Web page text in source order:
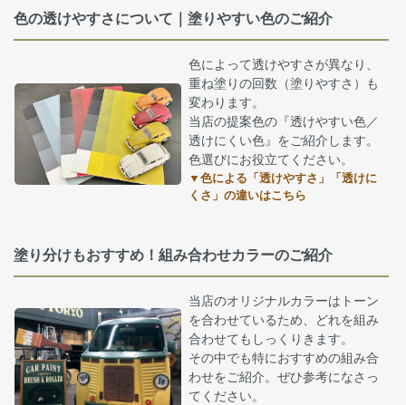
色の透けやすさについて｜塗りやすい色のご紹介
色によって透けやすさが異なり、
重ね塗りの回数（塗りやすさ）も
変わります。
当店の提案色の『透けやすい色／
透けにくい色』をご紹介します。
色選びにお役立てください。
▼色による「透けやすさ」「透けに
くさ」の違いはこちら
塗り分けもおすすめ！組み合わせカラーのご紹介
当店のオリジナルカラーはトーン
を合わせているため、どれを組み
合わせてもしっくりきます。
その中でも特におすすめの組み合
わせをご紹介。ぜひ参考になさっ
てください。